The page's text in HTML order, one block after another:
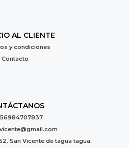
AL CLIENTE
y condiciones
Contacto
San Vicente de tagua tagua